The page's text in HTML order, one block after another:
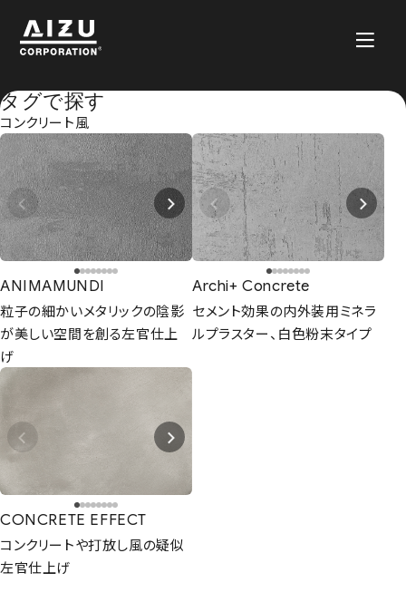
タグで探す
コンクリート風
ANIMAMUNDI
粒子の細かいメタリックの陰影
が美しい空間を創る左官仕上
げ
Archi+ Concrete
セメント効果の内外装用ミネラ
ルプラスター、白色粉末タイプ
CONCRETE EFFECT
コンクリートや打放し風の疑似
左官仕上げ